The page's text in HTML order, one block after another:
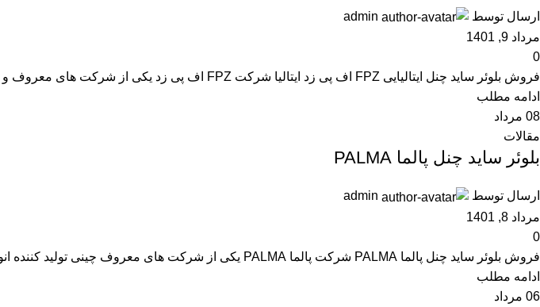
ارسال توسط
admin
مرداد 9, 1401
0
فروش بلوئر ساید چنل ایتالیایی FPZ اف پی زد ایتالیا شرکت FPZ اف پی زد یکی از شرکت های معروف و معتبر ایتالیایی تولید کننده انواع ساید چنل...
ادامه مطلب
08 مرداد
مقالات
بلوئر ساید چنل پالما PALMA
ارسال توسط
admin
مرداد 8, 1401
0
فروش بلوئر ساید چنل پالما PALMA شرکت پالما PALMA یکی از شرکت های معروف چینی تولید کننده انواع ساید چنل ، پمپ هواده ، بلوئر ساید چنل ، پ...
ادامه مطلب
06 مرداد